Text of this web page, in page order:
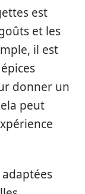
est
et les
il est
donner un
peut